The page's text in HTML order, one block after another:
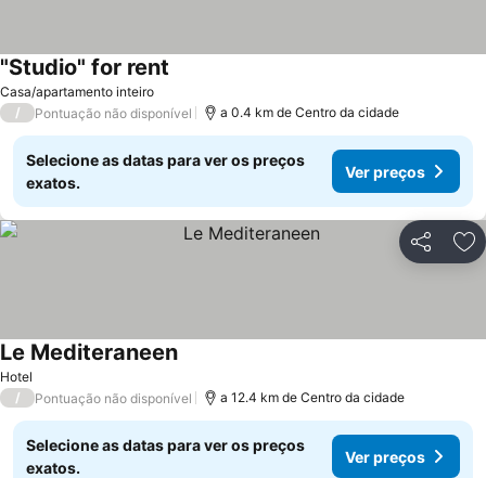
Casa/apartamento inteiro
"Studio" for rent
/ Pontuação não disponível a 0.4 km de Centro da cidade
Selecione as datas para ver os preços
exatos.
Ver preços
Partilhar
Hotel
Le Mediteraneen
/ Pontuação não disponível a 12.4 km de Centro da cidade
Selecione as datas para ver os preços
exatos.
Ver preços